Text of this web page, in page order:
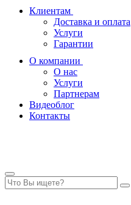
Клиентам
Доставка и оплата
Услуги
Гарантии
О компании
О нас
Услуги
Партнерам
Видеоблог
Контакты